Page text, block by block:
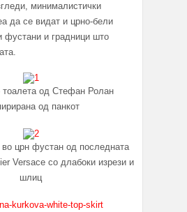
минималистички
да се видат и црно-бели
фустани и градници што
тоалета од Стефан Ролан
од панкот
црн фустан од последната
Versace со длабоки изрези и
шлиц